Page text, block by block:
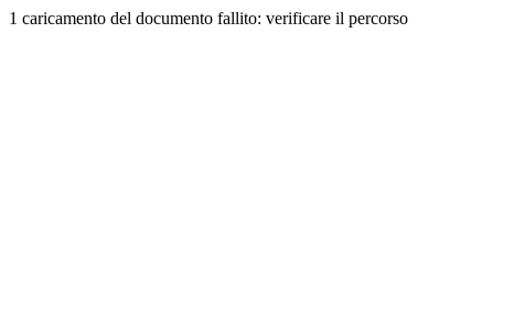
1 caricamento del documento fallito: verificare il percorso